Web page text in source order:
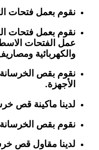
نقوم بعمل فتحات
نقوم بعمل فتحات
عمل الفتحات
والكهربائية
نقوم بقص
الأجهزة.
لدينا ماكينة قص
نقوم بقص الخرسانة
لدينا مقاول قص